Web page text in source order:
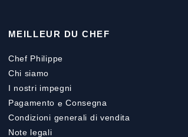
MEILLEUR DU CHEF
Chef Philippe
Chi siamo
I nostri impegni
Pagamento eConsegna
Condizioni generali di vendita
Note legali